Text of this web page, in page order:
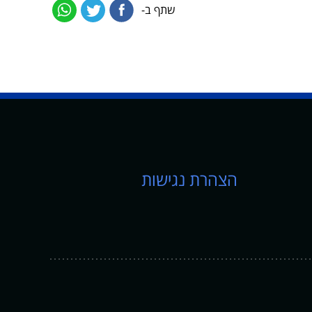
שתף ב-
הצהרת נגישות